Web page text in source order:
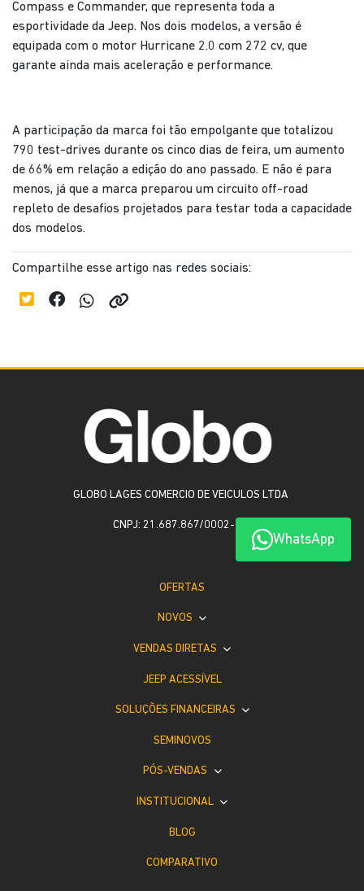
Compass e Commander, que representa toda a
esportividade da Jeep. Nos dois modelos, a versão é
equipada com o motor Hurricane 2.0 com 272 cv, que
garante ainda mais aceleração e performance.
A participação da marca foi tão empolgante que totalizou
790 test-drives durante os cinco dias de feira, um aumento
de 66% em relação a edição do ano passado. E não é para
menos, já que a marca preparou um circuito off-road
repleto de desafios projetados para testar toda a capacidade
dos modelos.
Compartilhe esse artigo nas redes sociais:
WhatsApp
GLOBO LAGES COMERCIO DE VEICULOS LTDA
CNPJ: 21.687.867/0002-18
OFERTAS
NOVOS
VENDAS DIRETAS
JEEP ACESSÍVEL
SOLUÇÕES FINANCEIRAS
SEMINOVOS
PÓS-VENDAS
INSTITUCIONAL
BLOG
COMPARATIVO